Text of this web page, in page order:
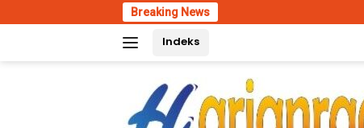
to
Breaking News
Indeks